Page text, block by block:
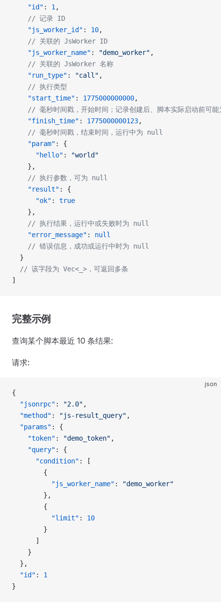
    "id"
: 1 ,
    // 记录 ID
    "js_worker_id"
: 10,
    // 关联的 JsWorker ID
    "js_worker_name"
: "demo_worker" ,
    // 关联的 JsWorker 名称
    "run_type"
: "call" ,
    // 执行类型
    "start_time"
: 1775000000000,
// 毫秒时间戳，开始时间；记录创建后、脚本实际启动前可
    "finish_time"
: 1775000000123,
    // 毫秒时间戳，结束时间，运行中为 null
    "param"
: {
      "hello"
:
"world"
    },
    // 执行参数，可为 null
    "result"
: {
      "ok"
: true
    },
    // 执行结果，运行中或失败时为 null
    "error_message"
: null
    // 错误信息，成功或运行中时为 null
  }
  // 该字段为 Vec<_>，可返回多条
]
完整示例
查询某个脚本最近 10 条结果:
请求:
json
{
  "jsonrpc"
: "2.0" ,
  "method"
: "js-result_query" ,
  "params"
: {
    "token"
: "demo_token" ,
    "query"
: {
      "condition"
: [
        {
          "js_worker_name"
:
"demo_worker"
        },
        {
          "limit"
: 10
        }
      ]
    }
  },
  "id"
: 1
}